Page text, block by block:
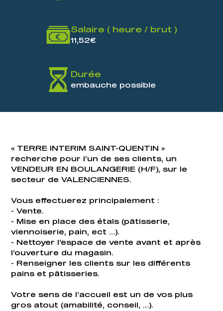
Salaire ( heure / brut )
11,52€
Durée
embauche possible
« TERRE INTERIM SAINT-QUENTIN »
recherche pour l’un de ses clients, un
VENDEUR EN BOULANGERIE (H/F), sur le
secteur de VALENCIENNES.
Vous effectuerez principalement :
- Vente.
- Mise en place des étals (pâtisserie,
viennoiserie, pain, ect …).
- Nettoyer l’espace de vente avant et après
l’ouverture du magasin.
- Renseigner les clients sur les différents
pains et pâtisseries.
Votre sens de l’accueil est un de vos plus
gros atout (amabilité, conseil, …).